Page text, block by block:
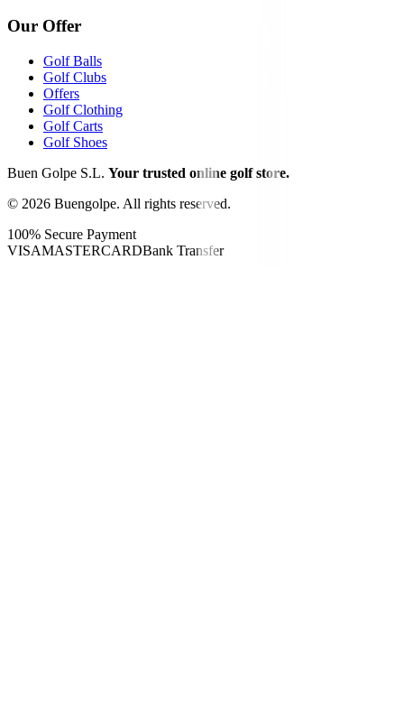
Our Offer
Golf Balls
Golf Clubs
Offers
Golf Clothing
Golf Carts
Golf Shoes
Buen Golpe S.L. Your trusted online golf store.
© 2026 Buengolpe. All rights reserved.
100% Secure Payment
VISAMASTERCARDBank Transfer